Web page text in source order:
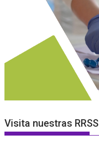
Visita nuestras RRSS